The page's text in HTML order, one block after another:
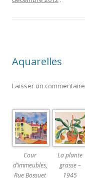
Aquarelles
Laisser un commentaire
Cour
d’immeubles,
Rue Bossuet
La plante
grasse –
1945